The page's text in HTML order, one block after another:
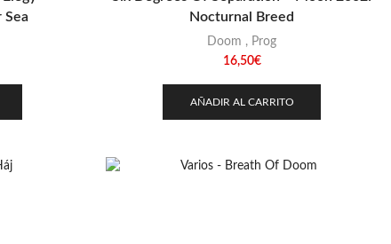
Nocturnal Breed
Doom , Prog
16,50€
AÑADIR AL CARRITO